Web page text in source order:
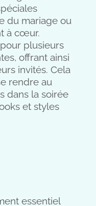
du mariage ou
à cœur.
plusieurs
offrant ainsi
invités. Cela
rendre au
dans la soirée
et styles
essentiel